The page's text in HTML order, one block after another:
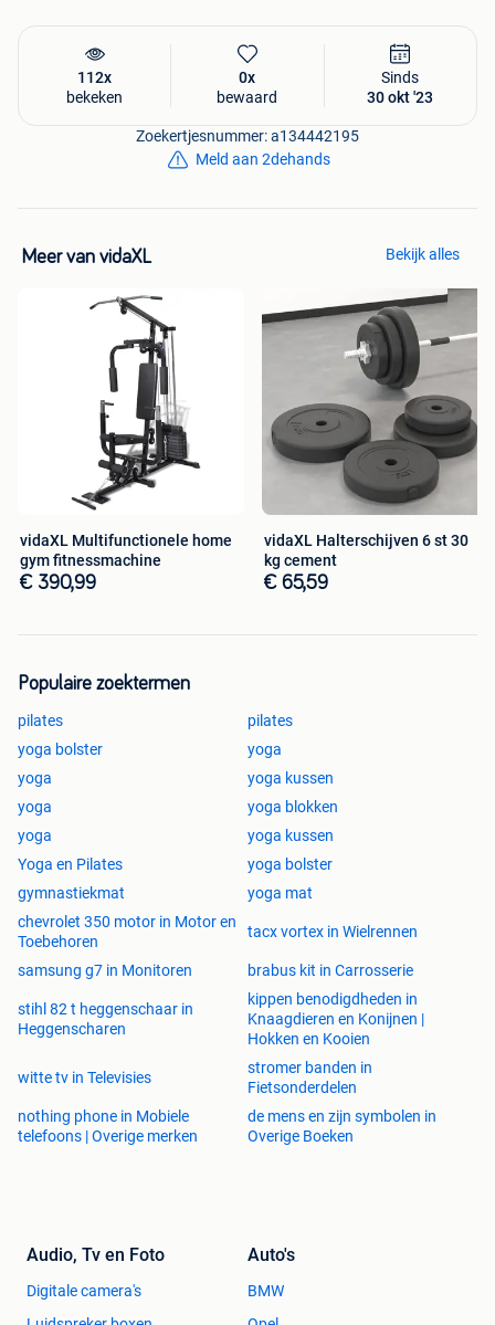
112x
bekeken
0x
bewaard
Sinds
30 okt '23
Zoekertjesnummer: a134442195
Meld aan 2dehands
Meer van vidaXL Bekijk alles
vidaXL Multifunctionele home
gym fitnessmachine
€ 390,99
vidaXL Halterschijven 6 st 30
kg cement
€ 65,59
Populaire zoektermen
pilates
pilates
yoga bolster
yoga
yoga
yoga kussen
yoga
yoga blokken
yoga
yoga kussen
Yoga en Pilates
yoga bolster
gymnastiekmat
yoga mat
chevrolet 350 motor in Motor en
Toebehoren
tacx vortex in Wielrennen
samsung g7 in Monitoren brabus kit in Carrosserie
stihl 82 t heggenschaar in
Heggenscharen
kippen benodigdheden in
Knaagdieren en Konijnen |
Hokken en Kooien
witte tv in Televisies
stromer banden in
Fietsonderdelen
nothing phone in Mobiele
telefoons | Overige merken
de mens en zijn symbolen in
Overige Boeken
Audio, Tv en Foto
Digitale camera's
Auto's
BMW